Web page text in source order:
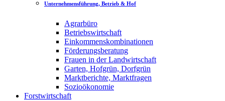
Unternehmensführung, Betrieb & Hof
Agrarbüro
Betriebswirtschaft
Einkommenskombinationen
Förderungsberatung
Frauen in der Landwirtschaft
Garten, Hofgrün, Dorfgrün
Marktberichte, Marktfragen
Sozioökonomie
Forstwirtschaft